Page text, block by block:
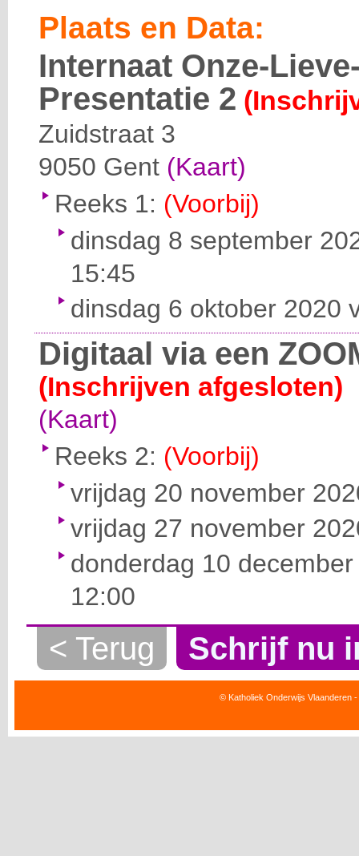
Plaats en Data:
Internaat Onze-
Presentatie 2
Zuidstraat 3
9050 Gent (Kaart)
Reeks 1: (Voorbij)
dinsdag 8 september
15:45
dinsdag 6 oktober 2020
Digitaal via een
(Inschrijven afgesloten)
(Kaart)
Reeks 2: (Voorbij)
vrijdag 20 november
vrijdag 27 november
donderdag 10
12:00
< Terug Schrijf nu
© Katholiek Onderwijs Vlaanderen